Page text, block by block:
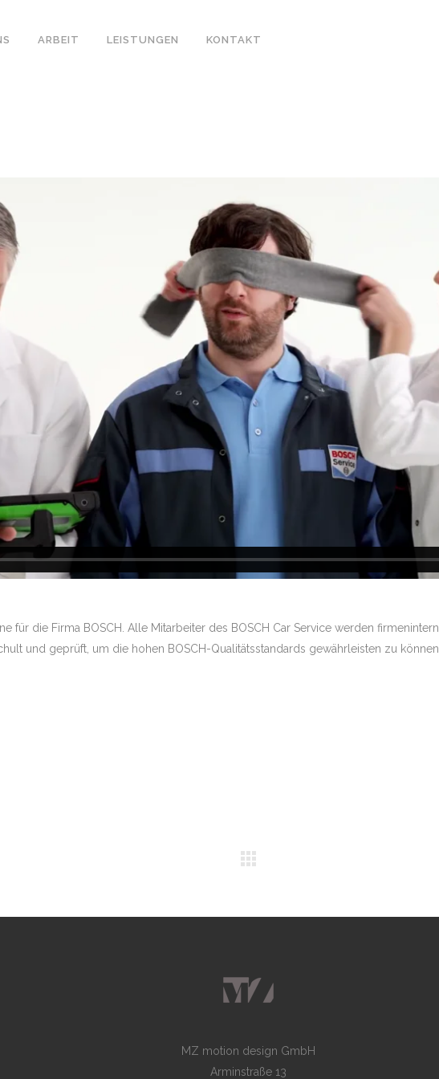
ARBEIT LEISTUNGEN KONTAKT
für die Firma BOSCH. Alle Mitarbeiter des BOSCH Car Service werden firmenintern
und geprüft, um die hohen BOSCH-Qualitätsstandards gewährleisten zu können.
MZ motion design GmbH
Arminstraße 13